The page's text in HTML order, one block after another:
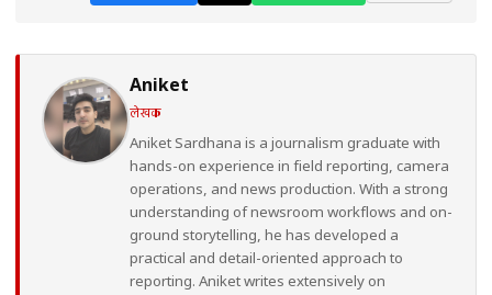
Aniket
लेखक
Aniket Sardhana is a journalism graduate with
hands-on experience in field reporting, camera
operations, and news production. With a strong
understanding of newsroom workflows and on-
ground storytelling, he has developed a
practical and detail-oriented approach to
reporting. Aniket writes extensively on